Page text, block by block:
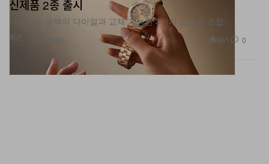
패션
신제품 2종 출시
다채로운 광택의 다이얼과 교체 가능한 3가지 스트랩 조합.
Jul 8, 2026 861 0